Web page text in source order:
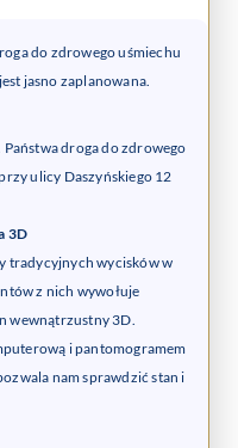
do zdrowego uśmiechu
jasno zaplanowana.
droga do zdrowego
ulicy Daszyńskiego 12
3D
tradycyjnych wycisków w
z nich wywołuje
wewnątrzustny 3D.
i pantomogramem
nam sprawdzić stan i